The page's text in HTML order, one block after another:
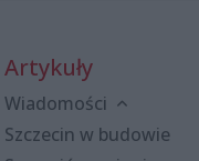
Artykuły
Wiadomości
Szczecin w budowie